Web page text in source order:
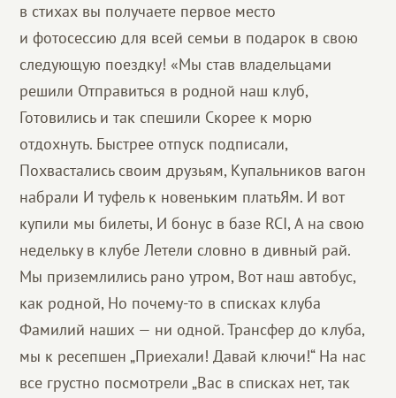
в стихах вы получаете первое место
и фотосессию для всей семьи в подарок в свою
следующую поездку! «Мы став владельцами
решили Отправиться в родной наш клуб,
Готовились и так спешили Скорее к морю
отдохнуть. Быстрее отпуск подписали,
Похвастались своим друзьям, Купальников вагон
набрали И туфель к новеньким платьЯм. И вот
купили мы билеты, И бонус в базе RCI, А на свою
недельку в клубе Летели словно в дивный рай.
Мы приземлились рано утром, Вот наш автобус,
как родной, Но почему-то в списках клуба
Фамилий наших — ни одной. Трансфер до клуба,
мы к ресепшен „Приехали! Давай ключи!“ На нас
все грустно посмотрели „Вас в списках нет, так